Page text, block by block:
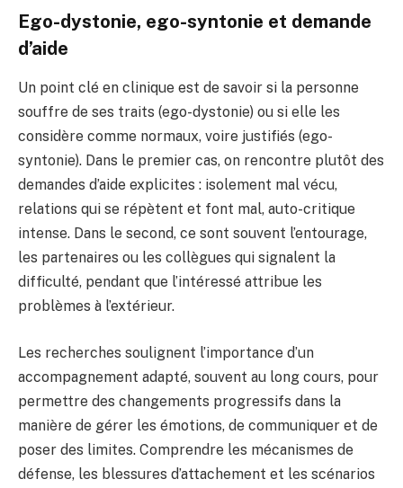
Ego-dystonie, ego-syntonie et demande
d’aide
Un point clé en clinique est de savoir si la personne
souffre de ses traits (ego-dystonie) ou si elle les
considère comme normaux, voire justifiés (ego-
syntonie). Dans le premier cas, on rencontre plutôt des
demandes d’aide explicites : isolement mal vécu,
relations qui se répètent et font mal, auto-critique
intense. Dans le second, ce sont souvent l’entourage,
les partenaires ou les collègues qui signalent la
difficulté, pendant que l’intéressé attribue les
problèmes à l’extérieur.
Les recherches soulignent l’importance d’un
accompagnement adapté, souvent au long cours, pour
permettre des changements progressifs dans la
manière de gérer les émotions, de communiquer et de
poser des limites. Comprendre les mécanismes de
défense, les blessures d’attachement et les scénarios